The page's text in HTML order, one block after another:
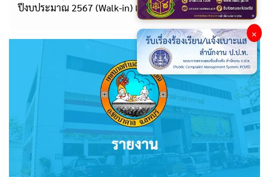
ปีงบประมาณ 2567 (Walk-in) และ (E-service)
×